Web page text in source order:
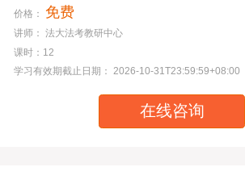
价格： 免费
讲师： 法大法考教研中心
课时：12
学习有效期截止日期： 2026-10-31T23:59:59+08:00
在线咨询